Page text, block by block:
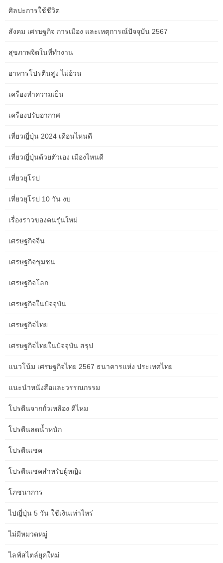
คาดไว้ ข้อมูลใหม่ระบุว่าการเพิ่มทุนในปี 2021 นั้นมีมากขึ้นตามส่วน
อธิบายถึงความแตกต่างบางประการระหว่างรายได้ภาษีที่คาดการณ์ไว้
เช่นนี้จะยังคงดำเนินต่อไป ในการคาดการณ์ของ CBO ซึ่งสะท้อนถึง
ใช้จ่ายโดยทั่วไปยังคงไม่เปลี่ยนแปลง GDP ที่แท้จริงจะเติบโตเพียง 0.1
เปอร์เซ็นต์ในปี 2023 การชะลอตัวนี้มีสาเหตุมาจากการส่งออกและ
ทั้งหมดนี้ได้รับอิทธิพลจาก อัตราดอกเบี้ยที่สูงขึ้น (ดูตารางที่ 2-2)
อัตราดอกเบี้ยได้ การเติบโตของ GDP ที่แท้จริงจึงเร่งตัวขึ้นในปีต่อ ๆ
GDP ที่แท้จริงจะเติบโตในอัตราเฉลี่ย 2.4 เปอร์เซ็นต์ต่อปีตั้งแต่ต้นปี
วิเคราะห์เศรษฐกิจและสำนักงานสถิติแรงงานในช่วงต้นเดือน
2022 ซึ่งไม่สามารถใช้งานได้เมื่อ CBO พัฒนาการคาดการณ์ใน
ปัจจุบัน ค่าสำหรับปี 2000 ถึง 2022 (เส้นบาง) สะท้อนถึงข้อมูลที่มีอยู่
จากสำนักวิเคราะห์เศรษฐกิจในช่วงต้นเดือนกุมภาพันธ์ 2023 ข้อมูล
ประกอบด้วยค่าสำหรับไตรมาสที่สี่ของปี 2022 ซึ่งไม่พร้อมใช้งานเมื่อ
ข้อจำกัดภาระผูกพันคือข้อจำกัด—โดยทั่วไปจะรวมอยู่ในการดำเนิน
ด้านงบประมาณมีอยู่ ข้อจำกัดมักส่งผลต่ออำนาจงบประมาณที่กำหนด
สำหรับโปรแกรมการขนส่งหลายโปรแกรมจะมีผลบังคับใช้ แต่ค่าใช้
ดุลยพินิจ การคาดการณ์เหล่านั้นไม่รวมผลกระทบด้านงบประมาณโดย
ประมาณของกฎระเบียบใหม่ที่เสนอสำหรับการชำระคืนเงินกู้นักเรียน
วันที่ 10 มกราคม 2023
2522 Paul Volcker กลายเป็นประธานธนาคารกลางสหรัฐ และเริ่ม
ฟรีดแมนและแอนนา จาค็อบสัน ชวาร์ตษ์ (1980) ตั้งข้อสังเกตว่า
ได้กับภาวะเงินเฟ้อที่เกิดขึ้นระหว่างสงครามกลางเมืองและ
สุดลง ในปี 1947 อัตราเงินเฟ้อพุ่งสูงขึ้นกว่าร้อยละ 20 ดังแสดงในรูปที่
รวดเร็วหลังสงครามมีสาเหตุมาจากการยกเลิกการควบคุมราคา การ
ขาดแคลนอุปทาน และการคุมขัง ความต้องการ. อย่างไรก็ตาม การ
เติบโตทางเศรษฐกิจเป็นส่วนสำคัญในการกำหนดสภาพความเป็นอยู่
โดยรวมของผู้คน เช่นเดียวกับในอดีต อนาคตของความยากจนและ
เศรษฐกิจของตนให้เติบโตได้อย่างมีนัยสำคัญ ด้วยเหตุนี้ นี่จึงเป็นแง่มุม
ศิลปะการใช้ชีวิต
สังคม เศรษฐกิจ การเมือง และเหตุการณ์ปัจจุบัน 2567
สุขภาพจิตในที่ทำงาน
อาหารโปรตีนสูง ไม่อ้วน
เครื่องทำความเย็น
เครื่องปรับอากาศ
เที่ยวญี่ปุ่น 2024 เดือนไหนดี
เที่ยวญี่ปุ่นด้วยตัวเอง เมืองไหนดี
เที่ยวยุโรป
เที่ยวยุโรป 10 วัน งบ
เรื่องราวของคนรุ่นใหม่
เศรษฐกิจจีน
เศรษฐกิจชุมชน
เศรษฐกิจโลก
เศรษฐกิจในปัจจุบัน
เศรษฐกิจไทย
เศรษฐกิจไทยในปัจจุบัน สรุป
แนวโน้ม เศรษฐกิจไทย 2567 ธนาคารแห่ง ประเทศไทย
แนะนำหนังสือและวรรณกรรม
โปรตีนจากถั่วเหลือง ดีไหม
โปรตีนลดน้ำหนัก
โปรตีนเชค
โปรตีนเชคสำหรับผู้หญิง
โภชนาการ
ไปญี่ปุ่น 5 วัน ใช้เงินเท่าไหร่
ไม่มีหมวดหมู่
ไลฟ์สไตล์ยุคใหม่